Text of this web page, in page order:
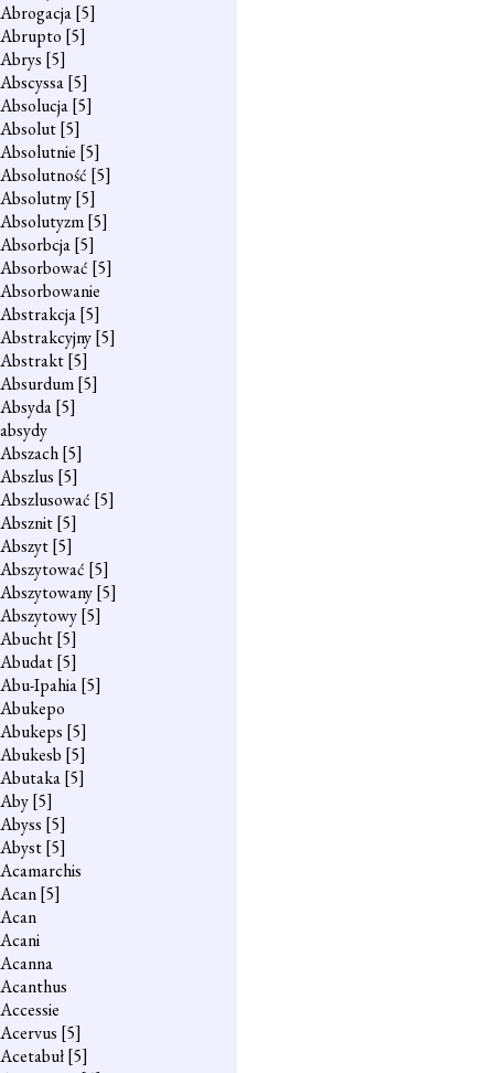
Abrogacja[5]
Abrupto [5]
Abrys [5]
Abscyssa[5]
Absolucja[5]
Absolut[5]
Absolutnie [5]
Absolutność [5]
Absolutny[5]
Absolutyzm[5]
Absorbcja[5]
Absorbować [5]
Absorbowanie
Abstrakcja[5]
Abstrakcyjny[5]
Abstrakt[5]
Absurdum[5]
Absyda[5]
absydy
Abszach[5]
Abszlus [5]
Abszlusować [5]
Absznit[5]
Abszyt[5]
Abszytować [5]
Abszytowany[5]
Abszytowy[5]
Abucht[5]
Abudat[5]
Abu-Ipahia[5]
Abukepo
Abukeps [5]
Abukesb [5]
Abutaka[5]
Aby[5]
Abyss [5]
Abyst[5]
Acamarchis
Acan[5]
Acan
Acani
Acanna
Acanthus
Accessie
Acervus [5]
Acetabuł[5]